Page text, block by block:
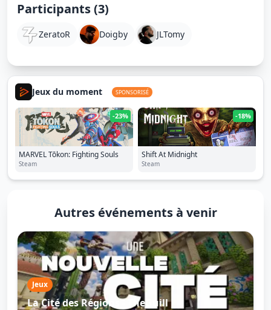
Participants (3)
ZeratoR Doigby JLTomy
Jeux du moment SPONSORISÉ
-23%
MARVEL Tōkon: Fighting Souls
Steam
-18%
Shift At Midnight
Steam
Autres événements à venir
Jeux
La Cité des Régions - TheGuill